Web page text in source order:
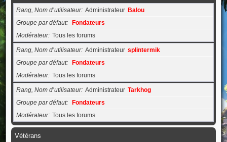
Rang, Nom d’utilisateur Administrateur Balou
Groupe par défaut
Fondateurs
Modérateur Tous les forums
Rang, Nom d’utilisateur Administrateur splintermik
Groupe par défaut
Fondateurs
Modérateur Tous les forums
Rang, Nom d’utilisateur Administrateur Tarkhog
Groupe par défaut
Fondateurs
Modérateur Tous les forums
Vétérans